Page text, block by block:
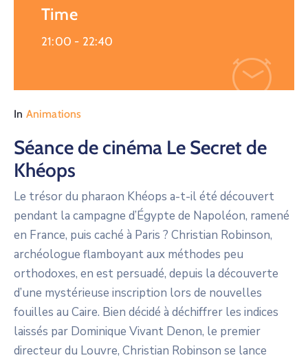
Time
21:00 - 22:40
In Animations
Séance de cinéma Le Secret de
Khéops
Le trésor du pharaon Khéops a-t-il été découvert
pendant la campagne d’Égypte de Napoléon, ramené
en France, puis caché à Paris ? Christian Robinson,
archéologue flamboyant aux méthodes peu
orthodoxes, en est persuadé, depuis la découverte
d’une mystérieuse inscription lors de nouvelles
fouilles au Caire. Bien décidé à déchiffrer les indices
laissés par Dominique Vivant Denon, le premier
directeur du Louvre, Christian Robinson se lance